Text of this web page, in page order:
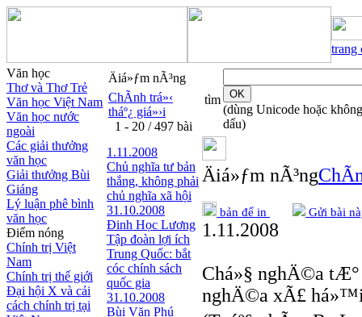
trang
Văn học
Thơ và Thơ Trẻ
Văn học Việt Nam
Văn học nước
ngoài
Các giải thưởng
văn học
Giải thưởng Bùi
Giáng
Lý luận phê bình
văn học
Điểm nóng
Chính trị Việt
Nam
Chính trị thế giới
Đại hội X và cải
cách chính trị tại
Äiá»ƒm nÃ³ng
ChÃ­nh trá»‹
tháº¿ giá»›i
1 - 20 / 497 bài
1.11.2008
Chủ nghĩa tư bản
thắng, không phải
chủ nghĩa xã hội
31.10.2008
Đinh Học Lương
Tập đoàn lợi ích
Trung Quốc: bắt
cóc chính sách
quốc gia
31.10.2008
Bùi Văn Phú
tìm
(dùng Unicode hoặc không
dấu)
Äiá»ƒm nÃ³ng
bản để in Gửi bài
1.11.2008
Chá»§ nghÄ©a tÆ°
nghÄ©a xÃ£